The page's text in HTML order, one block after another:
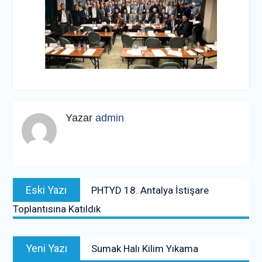
Yazar admin
Yazı
gezinmesi
Eski Yazı
post:
PHTYD 18. Antalya İstişare
Toplantısına Katıldık
Yeni Yazı
post:
Sumak Halı Kilim Yıkama